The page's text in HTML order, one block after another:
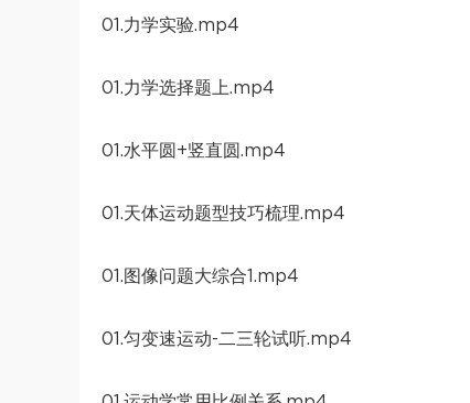
01.力学实验.mp4
01.力学选择题上.mp4
01.水平圆+竖直圆.mp4
01.天体运动题型技巧梳理.mp4
01.图像问题大综合1.mp4
01.匀变速运动-二三轮试听.mp4